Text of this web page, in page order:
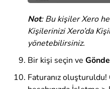
Not: Bu kişiler Xero
Kişilerinizi Xero’da
yönetebilirsiniz.
Bir kişi seçin ve
Faturanız